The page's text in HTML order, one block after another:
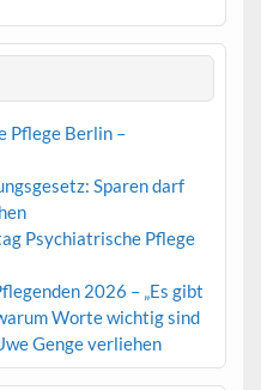
Pflege Berlin –
Sparen darf
Psychiatrische Pflege
2026 – „Es gibt
Worte wichtig sind
Genge verliehen